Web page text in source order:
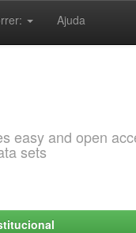
Ajuda
easy and open
sets